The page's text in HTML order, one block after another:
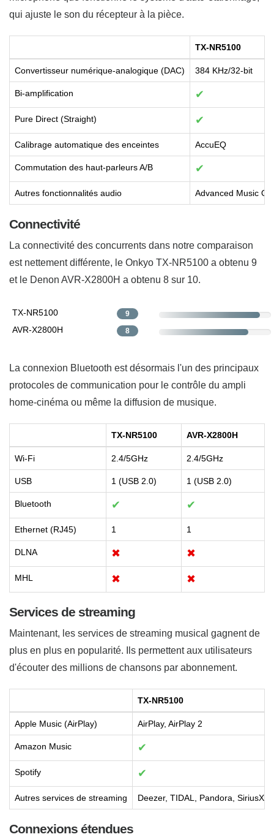
qui ajuste le son du récepteur à la pièce.
TX-NR5100
Convertisseur numérique-analogique (DAC) 384 KHz/32-bit
Bi-amplification ✔
Pure Direct (Straight) ✔
Calibrage automatique des enceintes AccuEQ
Commutation des haut-parleurs A/B ✔
Autres fonctionnalités audio Advanced Music
Connectivité
La connectivité des concurrents dans notre comparaison
est nettement différente, le Onkyo TX-NR5100 a obtenu 9
et le Denon AVR-X2800H a obtenu 8 sur 10.
TX-NR5100 9
AVR-X2800H 8
La connexion Bluetooth est désormais l'un des principaux
protocoles de communication pour le contrôle du ampli
home-cinéma ou même la diffusion de musique.
TX-NR5100 AVR-X2800H
Wi-Fi 2.4/5GHz 2.4/5GHz
USB 1 (USB 2.0) 1 (USB 2.0)
Bluetooth ✔ ✔
Ethernet (RJ45) 1 1
DLNA ✖ ✖
MHL ✖ ✖
Services de streaming
Maintenant, les services de streaming musical gagnent de
plus en plus en popularité. Ils permettent aux utilisateurs
d'écouter des millions de chansons par abonnement.
TX-NR5100
Apple Music (AirPlay) AirPlay, AirPlay 2
Amazon Music ✔
Spotify ✔
Autres services de streaming Deezer, TIDAL, Pandora,
Connexions étendues